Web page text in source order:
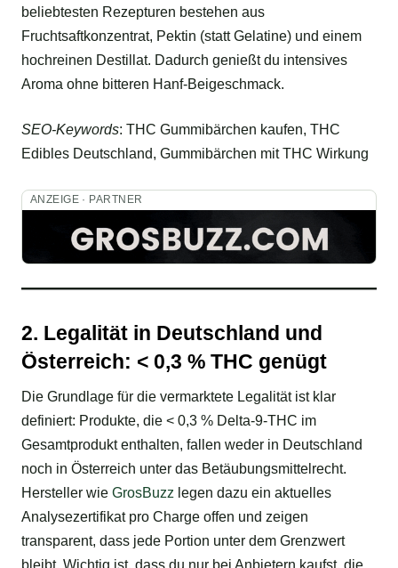
beliebtesten Rezepturen bestehen aus
Fruchtsaftkonzentrat, Pektin (statt Gelatine) und einem
hochreinen Destillat. Dadurch genießt du intensives
Aroma ohne bitteren Hanf-Beigeschmack.
SEO-Keywords: THC Gummibärchen kaufen, THC
Edibles Deutschland, Gummibärchen mit THC Wirkung
ANZEIGE · PARTNER
2. Legalität in Deutschland und
Österreich: < 0,3 % THC genügt
Die Grundlage für die vermarktete Legalität ist klar
definiert: Produkte, die < 0,3 % Delta-9-THC im
Gesamtprodukt enthalten, fallen weder in Deutschland
noch in Österreich unter das Betäubungsmittelrecht.
Hersteller wie GrosBuzz legen dazu ein aktuelles
Analysezertifikat pro Charge offen und zeigen
transparent, dass jede Portion unter dem Grenzwert
bleibt. Wichtig ist, dass du nur bei Anbietern kaufst, die